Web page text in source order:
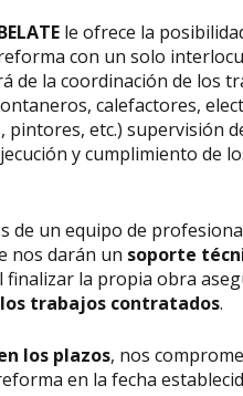
le ofrece la
con un solo
de la coordinación de los
calefactores,
pintores, etc.) supervisión
y cumplimiento de
de un equipo de
nos darán un soporte
finalizar la propia obra
trabajos contratados.
los plazos, nos
en la fecha